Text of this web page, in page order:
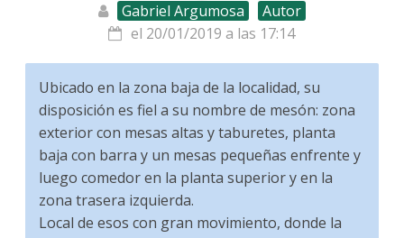
Gabriel Argumosa
Autor
el 20/01/2019 a las 17:14
Ubicado en la zona baja de la localidad, su
disposición es fiel a su nombre de mesón: zona
exterior con mesas altas y taburetes, planta
baja con barra y un mesas pequeñas enfrente y
luego comedor en la planta superior y en la
zona trasera izquierda.
Local de esos con gran movimiento, donde la